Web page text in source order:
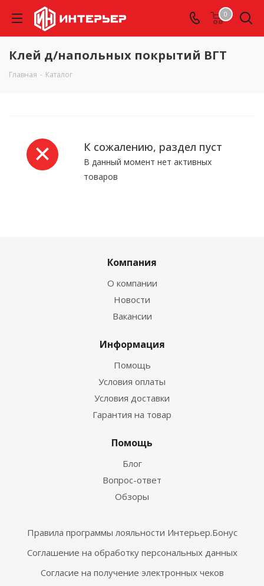
0
Клей д/напольных покрытий ВГТ
Главная - Каталог
К сожалению, раздел пуст
В данный момент нет активных
товаров
Компания
О компании
Новости
Вакансии
Информация
Помощь
Условия оплаты
Условия доставки
Гарантия на товар
Помощь
Блог
Вопрос-ответ
Обзоры
Правила программы лояльности Интерьер.Бонус
Соглашение на обработку персональных данных
Согласие на получение электронных чеков